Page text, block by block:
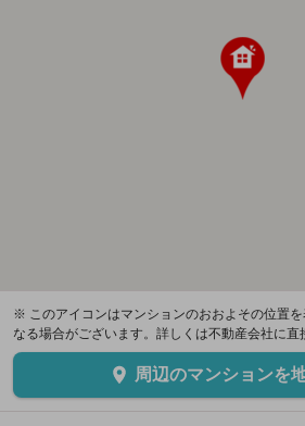
※ このアイコンはマンションのおおよその位置
なる場合がございます。詳しくは不動産会社に直
周辺のマンションを